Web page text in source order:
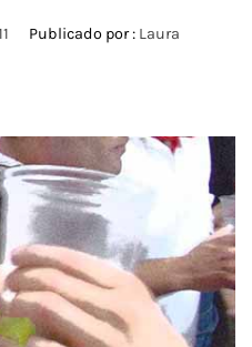
Publicado por : Laura